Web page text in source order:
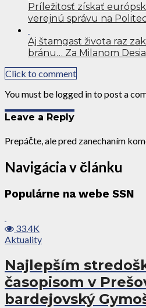
Príležitosť získať
verejnú správu na
Aj štamgast života raz
bránu… Za Milanom
Click to comment
You must be logged in to post a
Leave a Reply
Prepáčte, ale pred zanechaním
Navigácia v článku
Populárne na webe SSN
33.4K
Aktuality
Najlepším
časopisom v
bardejovský